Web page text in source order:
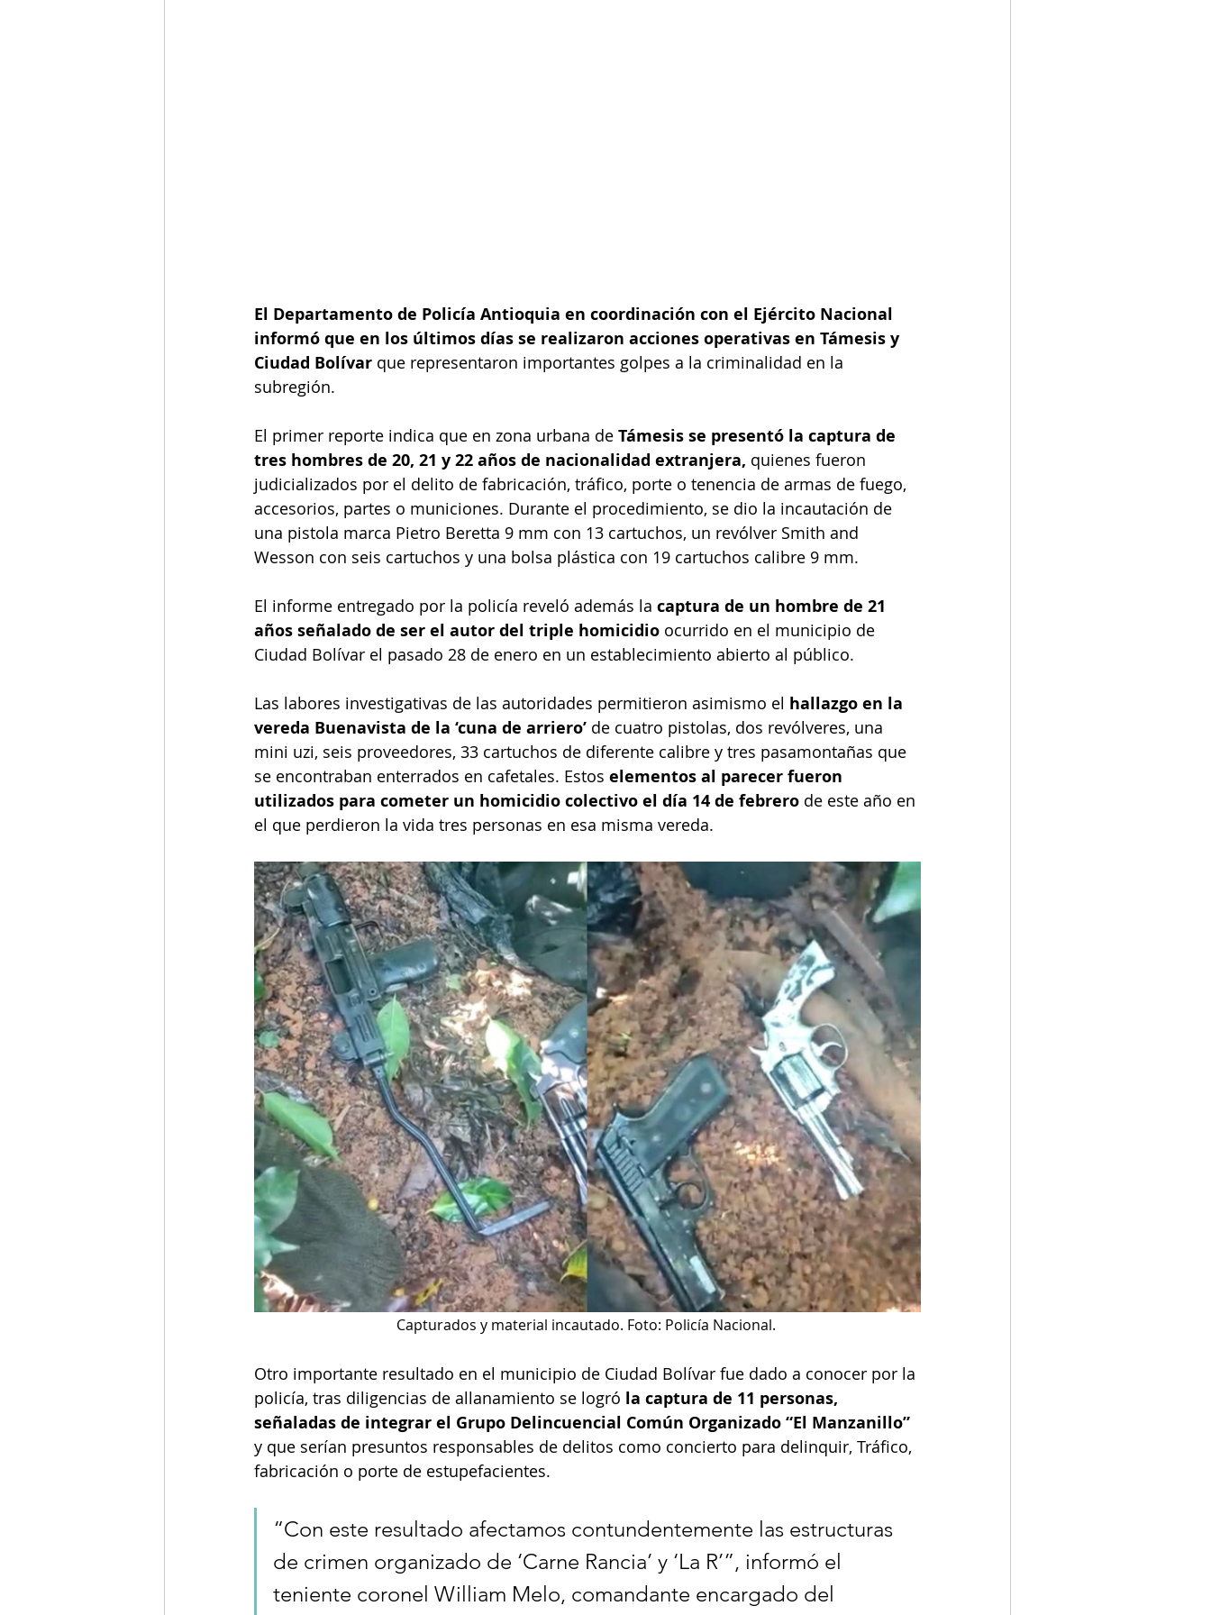
El Departamento de Policía Antioquia en coordinación con el Ejército Nacional
informó que en los últimos días se realizaron acciones operativas en Támesis y
Ciudad Bolívar que representaron importantes golpes a la criminalidad en la
subregión.
El primer reporte indica que en zona urbana de Támesis se presentó la captura de
tres hombres de 20, 21 y 22 años de nacionalidad extranjera, quienes fueron
judicializados por el delito de fabricación, tráfico, porte o tenencia de armas de fuego,
accesorios, partes o municiones. Durante el procedimiento, se dio la incautación de
una pistola marca Pietro Beretta 9 mm con 13 cartuchos, un revólver Smith and
Wesson con seis cartuchos y una bolsa plástica con 19 cartuchos calibre 9 mm.
El informe entregado por la policía reveló además la captura de un hombre de 21
años señalado de ser el autor del triple homicidio ocurrido en el municipio de
Ciudad Bolívar el pasado 28 de enero en un establecimiento abierto al público.
Las labores investigativas de las autoridades permitieron asimismo el hallazgo en la
vereda Buenavista de la ‘cuna de arriero’ de cuatro pistolas, dos revólveres, una
mini uzi, seis proveedores, 33 cartuchos de diferente calibre y tres pasamontañas que
se encontraban enterrados en cafetales. Estos elementos al parecer fueron
utilizados para cometer un homicidio colectivo el día 14 de febrero de este año en
el que perdieron la vida tres personas en esa misma vereda.
Capturados y material incautado. Foto: Policía Nacional.
Otro importante resultado en el municipio de Ciudad Bolívar fue dado a conocer por la
policía, tras diligencias de allanamiento se logró la captura de 11 personas,
señaladas de integrar el Grupo Delincuencial Común Organizado “El Manzanillo”
y que serían presuntos responsables de delitos como concierto para delinquir, Tráfico,
fabricación o porte de estupefacientes.
“Con este resultado afectamos contundentemente las estructuras
de crimen organizado de ‘Carne Rancia’ y ‘La R’”, informó el
teniente coronel William Melo, comandante encargado del